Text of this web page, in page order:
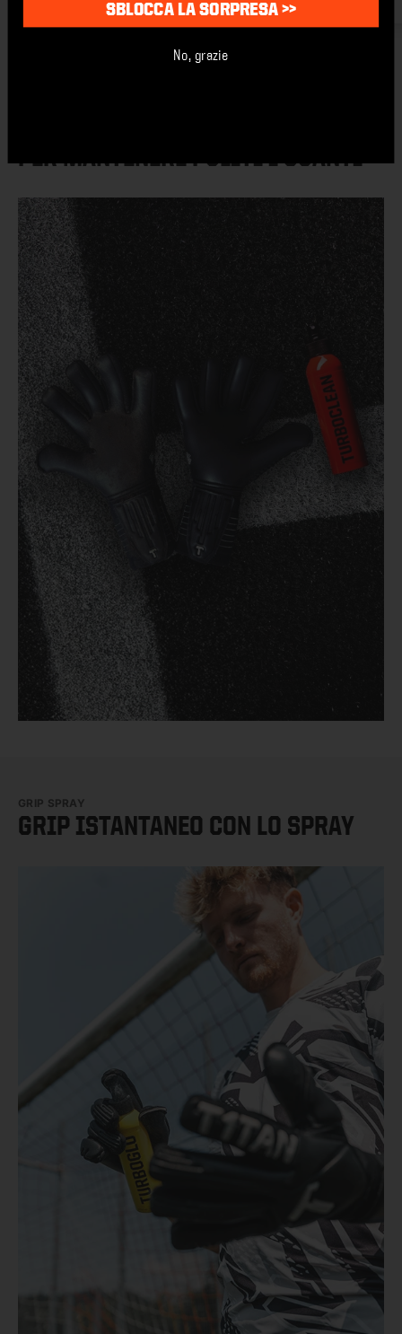
PER MANTENERE PULITI I GUANTI
GRIP SPRAY
GRIP ISTANTANEO CON LO SPRAY
SBLOCCA LA SORPRESA >>
No, grazie